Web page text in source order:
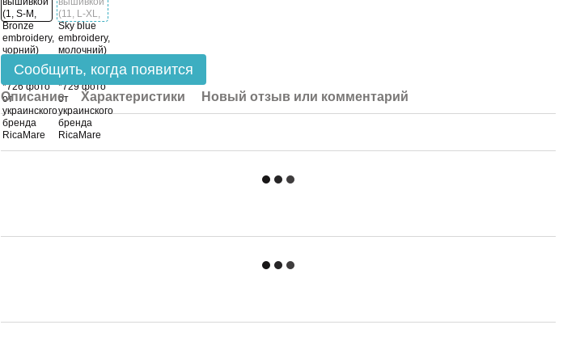
Сообщить, когда появится
Описание Характеристики Новый отзыв или комментарий